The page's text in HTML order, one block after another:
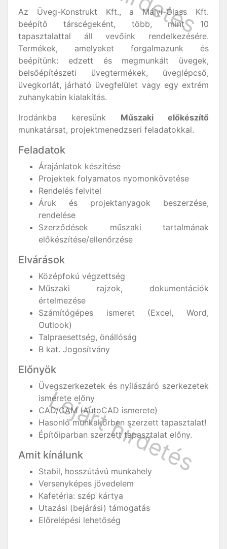
Az Üveg-Konstrukt Kft., a Mályi-Glass Kft.
beépítő társcégeként, több, mint 10
tapasztalattal áll vevőink rendelkezésére.
Termékek, amelyeket forgalmazunk és
beépítünk: edzett és megmunkált üvegek,
belsőépítészeti üvegtermékek, üveglépcső,
üvegkorlát, járható üvegfelület vagy egy extrém
zuhanykabin kialakítás.
Irodánkba keresünk Műszaki előkészítő
munkatársat, projektmenedzseri feladatokkal.
Feladatok
Árajánlatok készítése
Projektek folyamatos nyomonkövetése
Rendelés felvitel
Áruk és projektanyagok beszerzése,
rendelése
Szerződések műszaki tartalmának
előkészítése/ellenőrzése
Elvárások
Középfokú végzettség
Műszaki rajzok, dokumentációk
értelmezése
Számítógépes ismeret (Excel, Word,
Outlook)
Talpraesettség, önállóság
B kat. Jogosítvány
Előnyök
Üvegszerkezetek és nyílászáró szerkezetek
ismerete előny
CAD/CAM (AutoCAD ismerete)
Hasonló munkakörben szerzett tapasztalat!
Építőiparban szerzett tapasztalat előny.
Amit kínálunk
Stabil, hosszútávú munkahely
Versenyképes jövedelem
Kafetéria: szép kártya
Utazási (bejárási) támogatás
Előrelépési lehetőség